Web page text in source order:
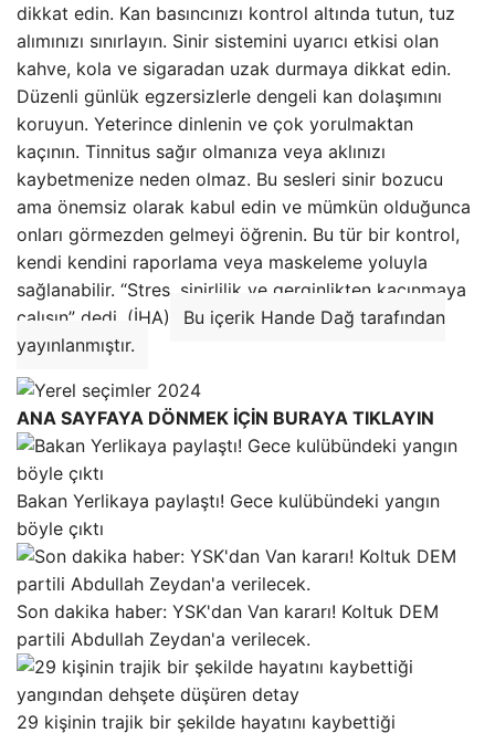
dikkat edin. Kan basıncınızı kontrol altında tutun, tuz
alımınızı sınırlayın. Sinir sistemini uyarıcı etkisi olan
kahve, kola ve sigaradan uzak durmaya dikkat edin.
Düzenli günlük egzersizlerle dengeli kan dolaşımını
koruyun. Yeterince dinlenin ve çok yorulmaktan
kaçının. Tinnitus sağır olmanıza veya aklınızı
kaybetmenize neden olmaz. Bu sesleri sinir bozucu
ama önemsiz olarak kabul edin ve mümkün olduğunca
onları görmezden gelmeyi öğrenin. Bu tür bir kontrol,
kendi kendini raporlama veya maskeleme yoluyla
sağlanabilir. “Stres, sinirlilik ve gerginlikten kaçınmaya
çalışın” dedi. (İHA)
Bu içerik Hande Dağ tarafından
yayınlanmıştır.
ANA SAYFAYA DÖNMEK İÇİN BURAYA TIKLAYIN
Bakan Yerlikaya paylaştı! Gece kulübündeki yangın
böyle çıktı
Son dakika haber: YSK'dan Van kararı! Koltuk DEM
partili Abdullah Zeydan'a verilecek.
29 kişinin trajik bir şekilde hayatını kaybettiği